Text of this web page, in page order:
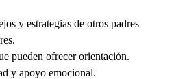
y estrategias de otros padres
pueden ofrecer orientación.
y apoyo emocional.